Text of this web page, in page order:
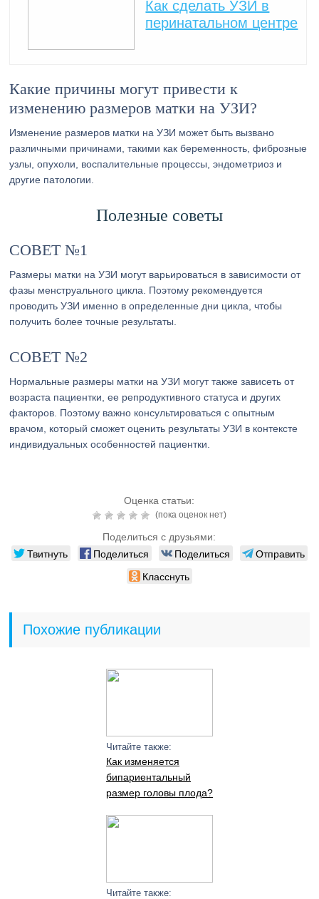
Как сделать УЗИ в
перинатальном центре
Какие причины могут привести к
изменению размеров матки на УЗИ?
Изменение размеров матки на УЗИ может быть вызвано
различными причинами, такими как беременность, фиброзные
узлы, опухоли, воспалительные процессы, эндометриоз и
другие патологии.
Полезные советы
СОВЕТ №1
Размеры матки на УЗИ могут варьироваться в зависимости от
фазы менструального цикла. Поэтому рекомендуется
проводить УЗИ именно в определенные дни цикла, чтобы
получить более точные результаты.
СОВЕТ №2
Нормальные размеры матки на УЗИ могут также зависеть от
возраста пациентки, ее репродуктивного статуса и других
факторов. Поэтому важно консультироваться с опытным
врачом, который сможет оценить результаты УЗИ в контексте
индивидуальных особенностей пациентки.
Оценка статьи:
(пока оценок нет)
Поделиться с друзьями:
Твитнуть Поделиться Поделиться
Отправить
Класснуть
Похожие публикации
Читайте также:
Как изменяется
бипариентальный
размер головы плода?
Читайте также: